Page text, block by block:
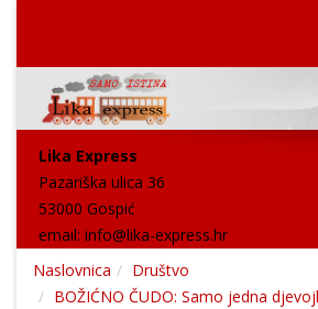
Lika Express
Pazariška ulica 36
53000 Gospić
email: info@lika-express.hr
Naslovnica
Društvo
BOŽIĆNO ČUDO: Samo jedna